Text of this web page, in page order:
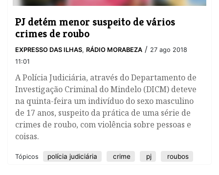
PJ detém menor suspeito de vários
crimes de roubo
EXPRESSO DAS ILHAS, RÁDIO MORABEZA / 27 ago 2018
11:01
​A Polícia Judiciária, através do Departamento de
Investigação Criminal do Mindelo (DICM) deteve
na quinta-feira um indivíduo do sexo masculino
de 17 anos, suspeito da prática de uma série de
crimes de roubo, com violência sobre pessoas e
coisas.
Tópicos polícia judiciária crime pj roubos